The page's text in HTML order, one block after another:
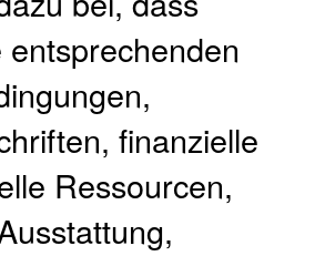
finanzielle
Ressourcen,